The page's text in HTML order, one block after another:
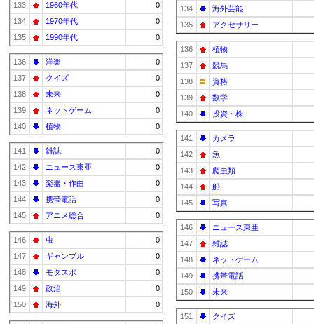
133 1960年代
0
134
1970年代
0
135
1990年代 0
136 洋楽
0
137
クイズ
0
138
未来
0
139
ネットゲーム
0
140
植物 0
141 雑誌
0
142
ニュース東亜
0
143
楽器・作曲
0
144
携帯電話
0
145
アニメ総合 0
146 虫
0
147
ギャンブル
0
148
モタスポ
0
149
政治
0
150
海外 0
134
海外芸能
135
アクセサリー
136
植物
137
競馬
138
資格
139
数学
140
投資・株
141
カメラ
142
魚
143
爬虫類
144
船
145
写真
146
ニュース東亜
147
雑誌
148
ネットゲーム
149
携帯電話
150
未来
151
クイズ